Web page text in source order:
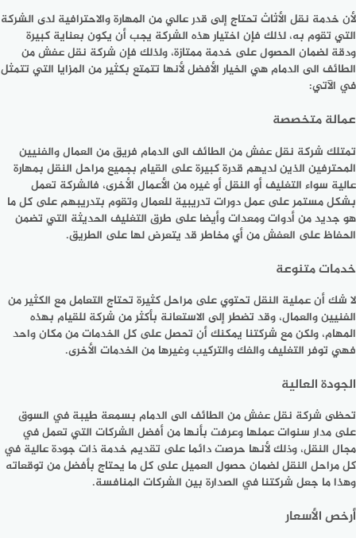
لأن خدمة نقل الأثاث تحتاج إلى قدر عالي من المهارة والاحترافية لدى الشركة
التي تقوم به، لذلك فإن اختيار هذه الشركة يجب أن يكون بعناية كبيرة
ودقة لضمان الحصول على خدمة ممتازة، ولذلك فإن شركة نقل عفش من
الطائف الى الدمام هي الخيار الأفضل لأنها تتمتع بكثير من المزايا التي تتمثل
في الآتي:
عمالة متخصصة
تمتلك شركة نقل عفش من الطائف الى الدمام فريق من العمال والفنيين
المحترفين الذين لديهم قدرة كبيرة على القيام بجميع مراحل النقل بمهارة
عالية سواء التغليف أو النقل أو غيره من الأعمال الأخرى، فالشركة تعمل
بشكل مستمر على عمل دورات تدريبية للعمال وتقوم بتدريبهم على كل ما
هو جديد من أدوات ومعدات وأيضا على طرق التغليف الحديثة التي تضمن
الحفاظ على العفش من أي مخاطر قد يتعرض لها على الطريق.
خدمات متنوعة
لا شك أن عملية النقل تحتوي على مراحل كثيرة تحتاج التعامل مع الكثير من
الفنيين والعمال، وقد تضطر إلى الاستعانة بأكثر من شركة للقيام بهذه
المهام، ولكن مع شركتنا يمكنك أن تحصل على كل الخدمات من مكان واحد
فهي توفر التغليف والفك والتركيب وغيرها من الخدمات الأخرى.
الجودة العالية
تحظى شركة نقل عفش من الطائف الى الدمام بسمعة طيبة في السوق
على مدار سنوات عملها وعرفت بأنها من أفضل الشركات التي تعمل في
مجال النقل، وذلك لأنها حرصت دائما على تقديم خدمة ذات جودة عالية في
كل مراحل النقل لضمان حصول العميل على كل ما يحتاج بأفضل من توقعاته
وهذا ما جعل شركتنا في الصدارة بين الشركات المنافسة.
أرخص الأسعار